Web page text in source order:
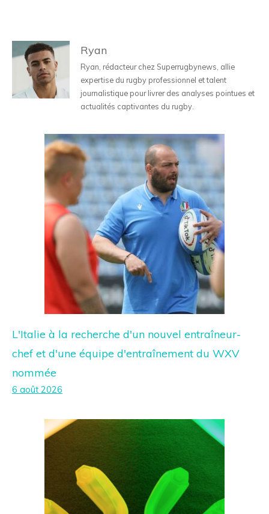
Ryan
Ryan, rédacteur chez Superrugbynews, allie
expertise du rugby professionnel et talent
journalistique pour livrer des analyses pointues et
actualités captivantes du rugby.
L'Italie à la recherche d'un nouvel entraîneur-
chef et d'une équipe d'entraînement du WXV
nommée
6 août 2026